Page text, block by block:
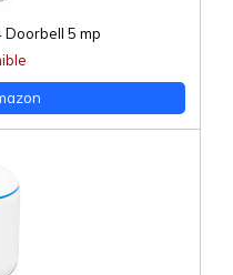
Doorbell 5 mp